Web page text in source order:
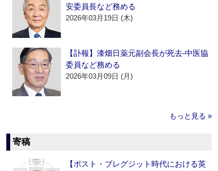
安委員長など務める
2026年03月19日 (木)
【訃報】漆畑日薬元副会長が死去‐中医協
委員など務める
2026年03月09日 (月)
もっと見る »
寄稿
【ポスト・ブレグジット時代における英